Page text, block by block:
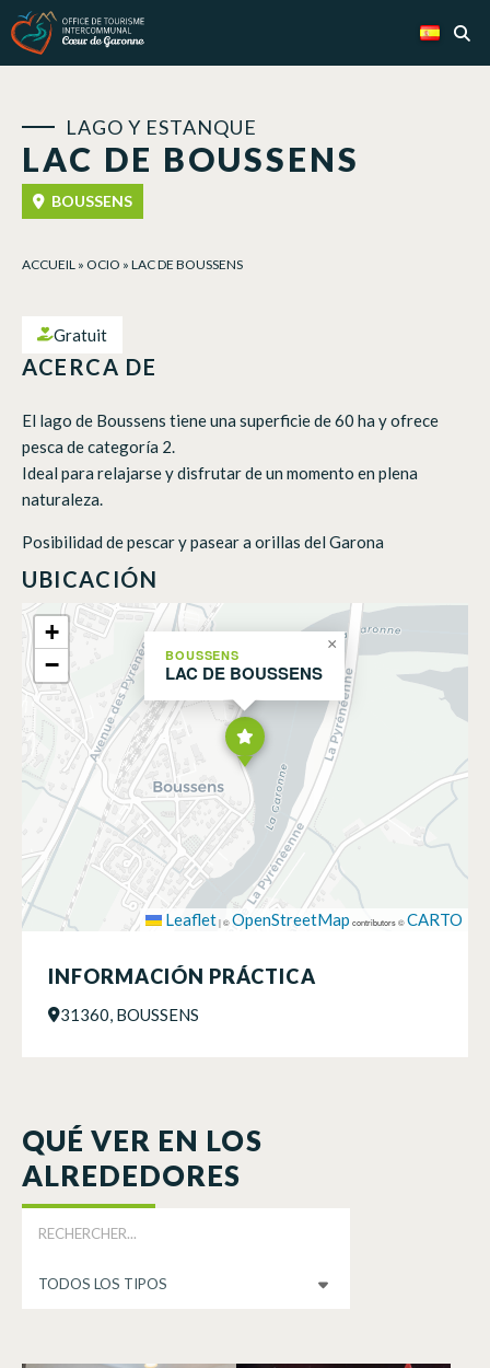
LAC DE BOUSSENS
LAGO Y ESTANQUE
BOUSSENS
ACCUEIL » OCIO » LAC DE BOUSSENS
Gratuit
ACERCA DE
El lago de Boussens tiene una superficie de 60 ha y ofrece
pesca de categoría 2.
Ideal para relajarse y disfrutar de un momento en plena
naturaleza.
Posibilidad de pescar y pasear a orillas del Garona
UBICACIÓN
BOUSSENS
LAC DE BOUSSENS
×
+
−
Leaflet|©OpenStreetMap contributors ©CARTO
INFORMACIÓN PRÁCTICA
31360, BOUSSENS
QUÉ VER EN LOS
ALREDEDORES
Panel de gestión de cookies